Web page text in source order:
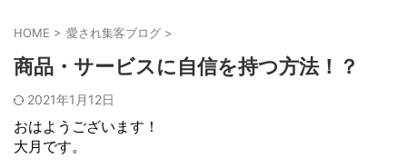
HOME > 愛され集客ブログ >
商品・サービスに自信を持つ方法！？
2021年1月12日
おはようございます！
大月です。